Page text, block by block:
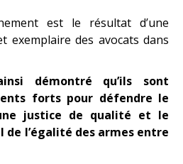
est le résultat d’une
exemplaire des avocats dans
démontré qu’ils sont
forts pour défendre le
justice de qualité et le
l’égalité des armes entre